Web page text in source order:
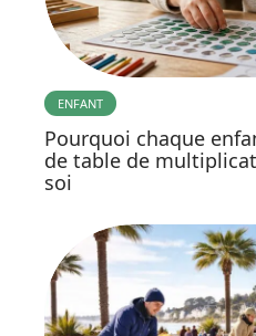
ENFANT
Pourquoi chaque
de table de
soi